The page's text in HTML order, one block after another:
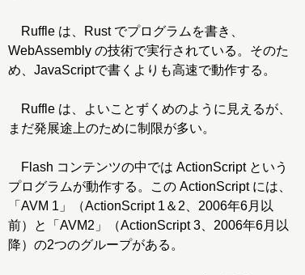
Ruffle は、Rust でプログラムを書き、
WebAssembly の技術で実行されている。そのた
め、JavaScriptで書くよりも高速で動作する。
Ruffle は、よいことずくめのように見えるが、
まだ発展途上のために制限が多い。
Flash コンテンツの中では ActionScript という
プログラムが動作する。この ActionScript には、
「AVM 1」（ActionScript 1＆2、2006年6月以
前）と「AVM2」（ActionScript 3、2006年6月以
降）の2つのグループがある。